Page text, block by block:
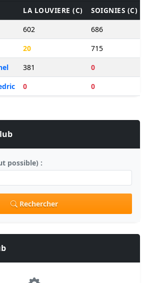
LA LOUVIERE (C) SOIGNIES (C)
602 686
20 715
381 0
0 0
possible) :
Rechercher